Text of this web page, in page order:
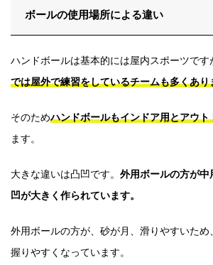
ボールの使用場所による違い
ハンドボールは基本的には屋内スポーツです
では屋外で練習をしているチームも多くあり
そのためハンドボールもインドア用とアウト
ます。
大きな違いは凸凹です。 外用ボールの方が
凹が大きく作られています。
外用ボールの方が、砂が月、滑りやすいた
握りやすくなっています。